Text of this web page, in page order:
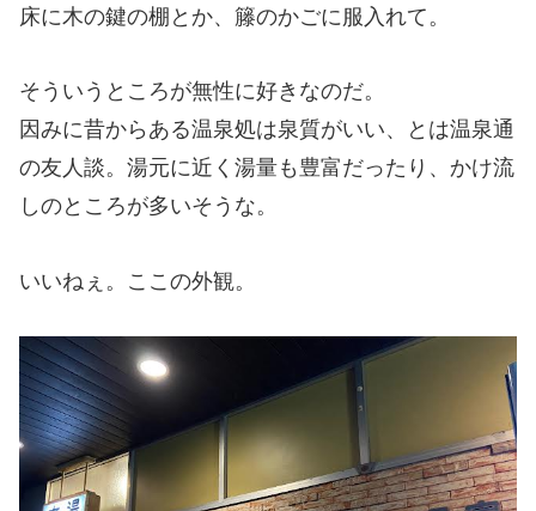
床に木の鍵の棚とか、籐のかごに服入れて。
そういうところが無性に好きなのだ。
因みに昔からある温泉処は泉質がいい、とは温泉通
の友人談。湯元に近く湯量も豊富だったり、かけ流
しのところが多いそうな。
いいねぇ。ここの外観。